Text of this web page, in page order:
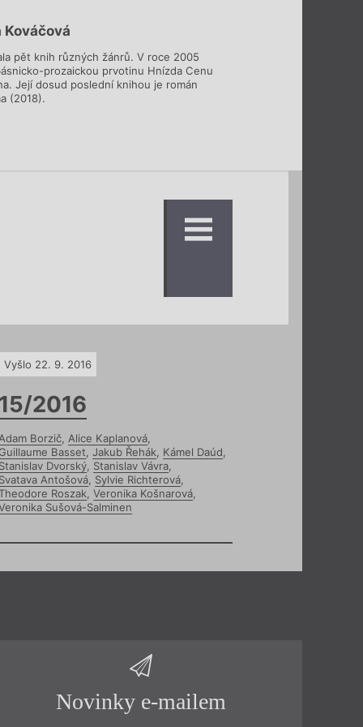
pět knih různých žánrů. V roce 2005
prozaickou prvotinu Hnízda Cenu
Její dosud poslední knihou je román
(2018).
Vyšlo 22. 9. 2016
2016
Borzič, Alice Kaplanová,
Basset, Jakub Řehák, Kámel Daúd,
Dvorský, Stanislav Vávra,
Antošová, Sylvie Richterová,
Roszak, Veronika Košnarová,
Sušová-Salminen
Novinky e-mailem